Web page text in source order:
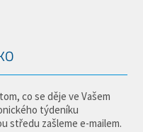
co se děje ve Vašem
týdeníku
středu zašleme e-mailem.